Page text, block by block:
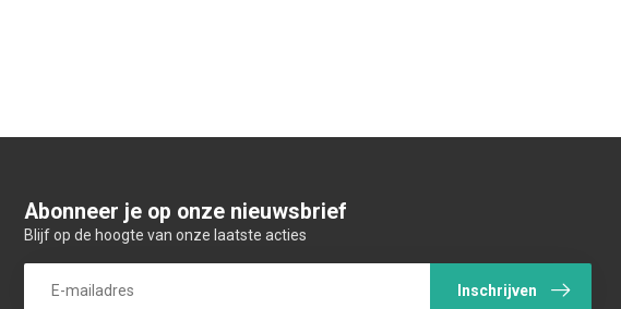
Abonneer je op onze nieuwsbrief
Blijf op de hoogte van onze laatste acties
Inschrijven